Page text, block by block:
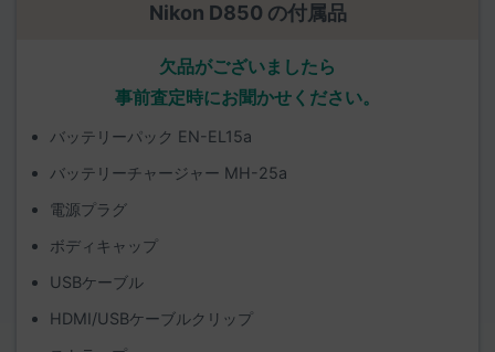
Nikon D850 の付属品
欠品がございましたら
事前査定時にお聞かせください。
バッテリーパック EN-EL15a
バッテリーチャージャー MH-25a
電源プラグ
ボディキャップ
USBケーブル
HDMI/USBケーブルクリップ